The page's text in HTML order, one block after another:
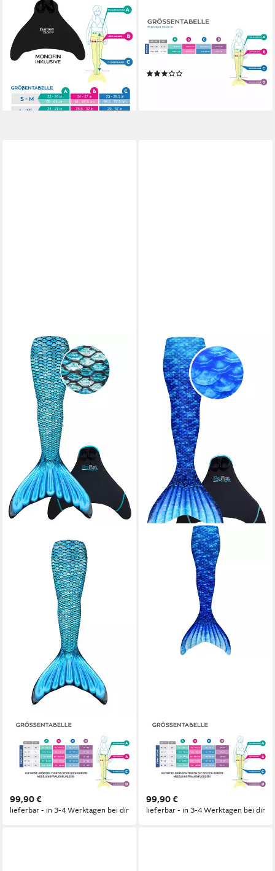
FIN FUN
Monoflosse Fin Fun
Meerjungfrau FANTASY PINK
DELIGHT
59,90 €
lieferbar - in 3-4 Werktagen bei dir
Monoflosse Fin Fun
Meerjungfrauenflosse in
verschiedenen Größen Purple
FIN FUN
Monoflosse Fin Fun
Meerjungfrauenflosse in
Erwachsenen Größen - Tidal
99,90 €
lieferbar - in 3-4 Werktagen bei dir
FIN FUN
Monoflosse Fin Fun
Meerjungfrauenflosse
Erwachsenengrößen - Arctic
99,90 €
lieferbar - in 3-4 Werktagen bei dir